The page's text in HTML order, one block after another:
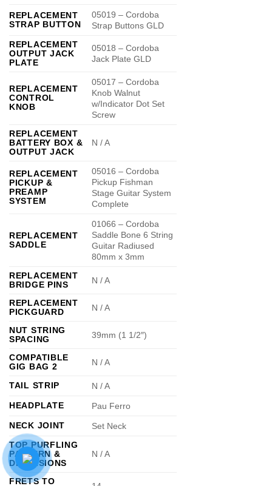
REPLACEMENT
STRAP BUTTON
05019 – Cordoba
Strap Buttons GLD
REPLACEMENT
OUTPUT JACK
PLATE
05018 – Cordoba
Jack Plate GLD
REPLACEMENT
CONTROL
KNOB
05017 – Cordoba
Knob Walnut
w/Indicator Dot Set
Screw
REPLACEMENT
BATTERY BOX &
OUTPUT JACK
N / A
REPLACEMENT
PICKUP &
PREAMP
SYSTEM
05016 – Cordoba
Pickup Fishman
Stage Guitar System
Complete
REPLACEMENT
SADDLE
01066 – Cordoba
Saddle Bone 6 String
Guitar Radiused
80mm x 3mm
REPLACEMENT
BRIDGE PINS
N / A
REPLACEMENT
PICKGUARD
N / A
NUT STRING
SPACING
39mm (1 1/2″)
COMPATIBLE
GIG BAG 2
N / A
TAIL STRIP
N / A
HEADPLATE
Pau Ferro
NECK JOINT
Set Neck
TOP PURFLING
PATTERN &
DIMENSIONS
N / A
FRETS TO